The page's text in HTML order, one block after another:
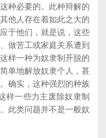
种必要的。此种辩解的
他人存在着如此之大的
于他们，就是说，这些
做苦工或家庭关系遭到
样一种为奴隶制开脱的
单地解放奴隶个人，甚
确实，这种强烈的种族
样一些力主废除奴隶制
此类问题并不是一般奴